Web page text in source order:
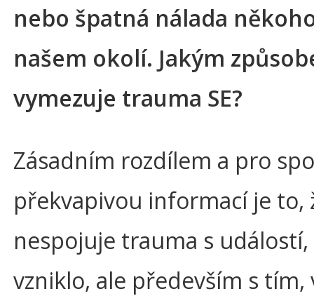
nebo špatná nálada
našem okolí. Jakým
vymezuje trauma SE?
Zásadním rozdílem a pro
překvapivou informací je to,
nespojuje trauma s
vzniklo, ale především s tím,